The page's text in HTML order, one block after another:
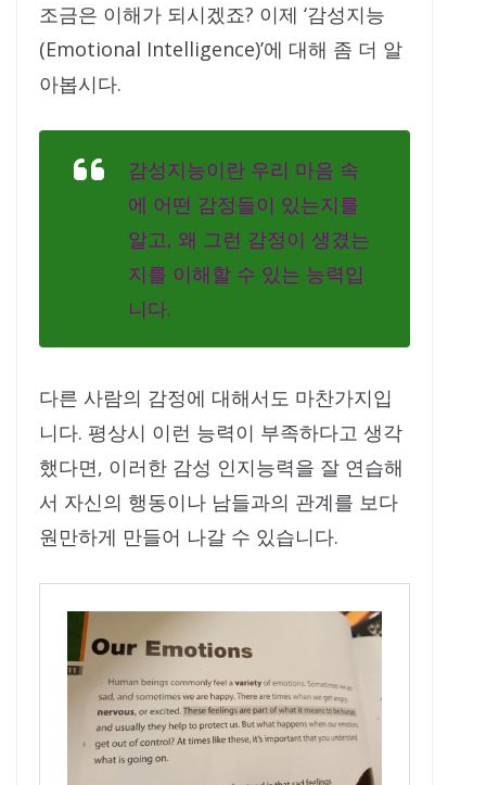
조금은 이해가 되시겠죠? 이제 ‘감성지능
(Emotional Intelligence)’에 대해 좀 더 알
아봅시다.
감성지능이란 우리 마음 속
에 어떤 감정들이 있는지를
알고, 왜 그런 감정이 생겼는
지를 이해할 수 있는 능력입
니다.
다른 사람의 감정에 대해서도 마찬가지입
니다. 평상시 이런 능력이 부족하다고 생각
했다면, 이러한 감성 인지능력을 잘 연습해
서 자신의 행동이나 남들과의 관계를 보다
원만하게 만들어 나갈 수 있습니다.